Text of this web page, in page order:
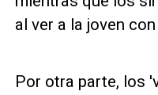
al ver a la joven
Por otra parte, los